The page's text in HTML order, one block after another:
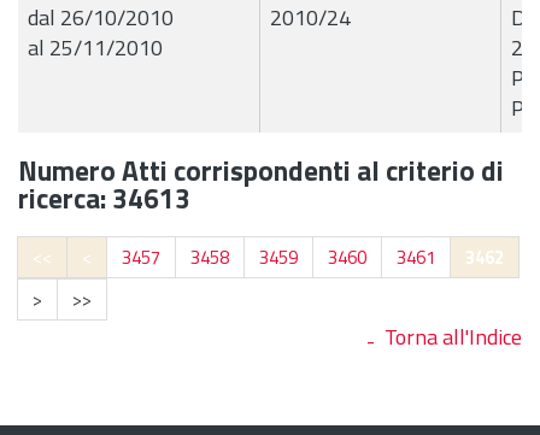
dal 26/10/2010
al 25/11/2010
2010/24
Numero Atti corrispondenti al criterio di
ricerca: 34613
<< < 3457 3458 3459 3460 3461
3462
>
>>
Torna all'Indice